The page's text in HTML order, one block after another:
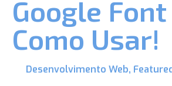
Google Font
Como Usar!
Desenvolvimento Web,